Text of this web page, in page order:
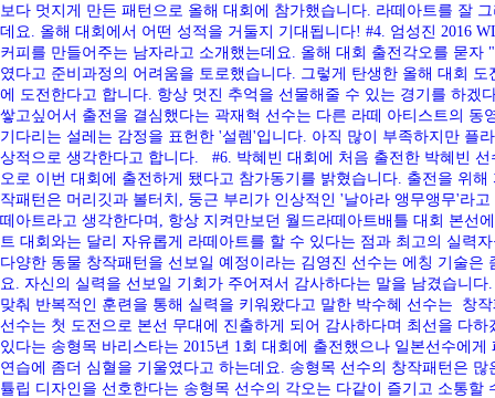
보다 멋지게 만든 패턴으로 올해 대회에 참가했습니다. 라떼아트를 잘
데요. 올해 대회에서 어떤 성적을 거둘지 기대됩니다! #4. 엄성진 2016
커피를 만들어주는 남자라고 소개했는데요. 올해 대회 출전각오를 묻
였다고 준비과정의 어려움을 토로했습니다. 그렇게 탄생한 올해 대회
에 도전한다고 합니다. 항상 멋진 추억을 선물해줄 수 있는 경기를 하겠
쌓고싶어서 출전을 결심했다는 곽재혁 선수는 다른 라떼 아티스트의
기다리는 설레는 감정을 표헌한 '설렘'입니다. 아직 많이 부족하지만 플
상적으로 생각한다고 합니다. #6. 박혜빈 대회에 처음 출전한 박혜빈
오로 이번 대회에 출전하게 됐다고 참가동기를 밝혔습니다. 출전을 위
작패턴은 머리깃과 볼터치, 둥근 부리가 인상적인 '날아라 앵무앵무'라
떼아트라고 생각한다며, 항상 지켜만보던 월드라떼아트배틀 대회 본선
트 대회와는 달리 자유롭게 라떼아트를 할 수 있다는 점과 최고의 실력
다양한 동물 창작패턴을 선보일 예정이라는 김영진 선수는 에칭 기술
요. 자신의 실력을 선보일 기회가 주어져서 감사하다는 말을 남겼습니
맞춰 반복적인 훈련을 통해 실력을 키워왔다고 말한 박수혜 선수는 창
선수는 첫 도전으로 본선 무대에 진출하게 되어 감사하다며 최선을 다
있다는 송형목 바리스타는 2015년 1회 대회에 출전했으나 일본선수에
연습에 좀더 심혈을 기울였다고 하는데요. 송형목 선수의 창작패턴은
튤립 디자인을 선호한다는 송형목 선수의 각오는 다같이 즐기고 소통